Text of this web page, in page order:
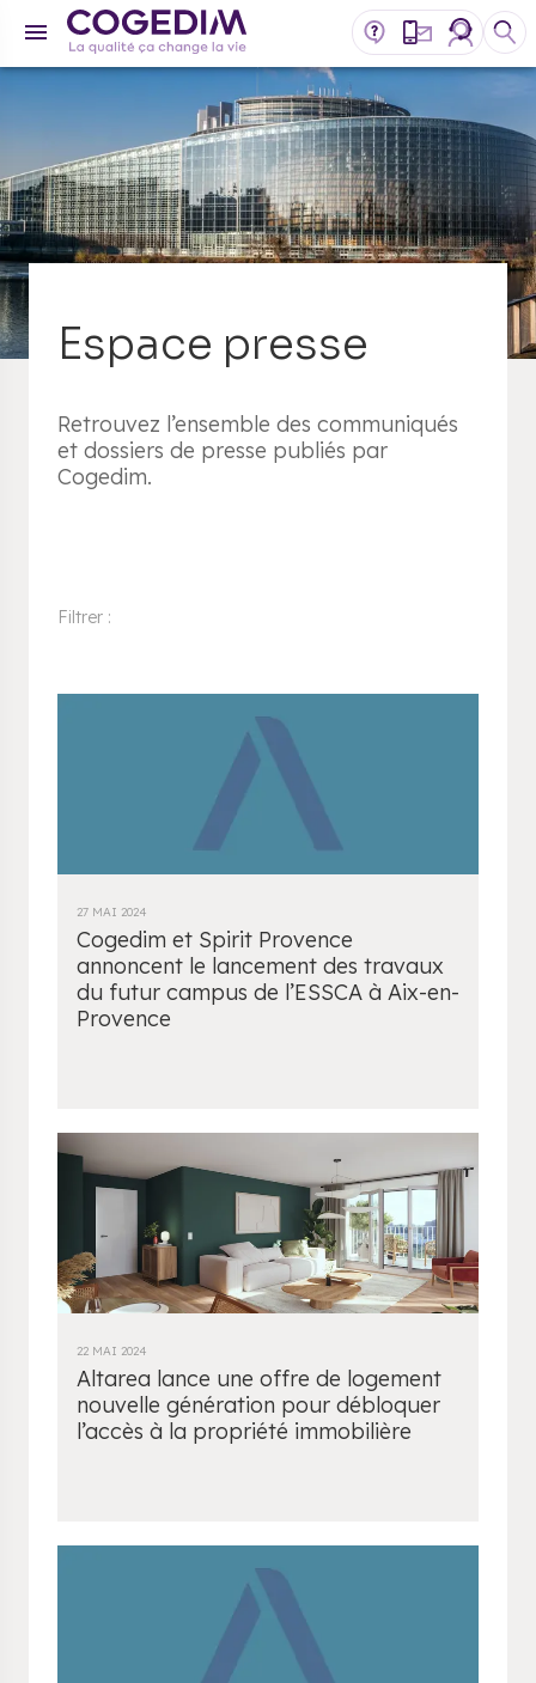
Espace presse
Retrouvez l’ensemble des communiqués
et dossiers de presse publiés par
Cogedim.
Filtrer :
27 MAI 2024
Cogedim et Spirit Provence
annoncent le lancement des travaux
du futur campus de l’ESSCA à Aix-en-
Provence
22 MAI 2024
Altarea lance une offre de logement
nouvelle génération pour débloquer
l’accès à la propriété immobilière